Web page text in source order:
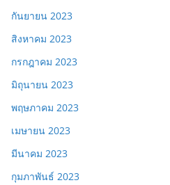
กันยายน 2023
สิงหาคม 2023
กรกฎาคม 2023
มิถุนายน 2023
พฤษภาคม 2023
เมษายน 2023
มีนาคม 2023
กุมภาพันธ์ 2023